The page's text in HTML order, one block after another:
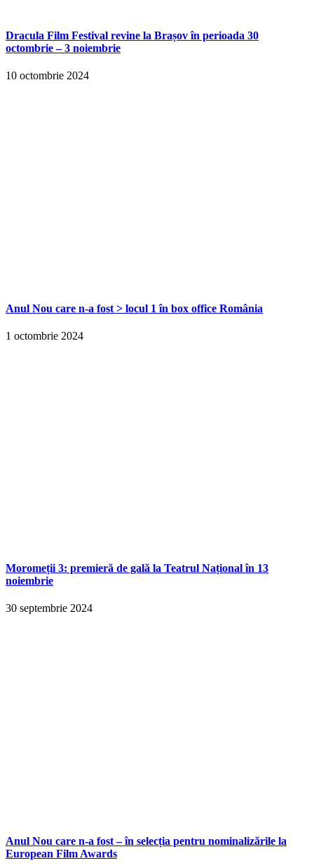
Dracula Film Festival revine la Brașov în perioada 30
octombrie – 3 noiembrie
10 octombrie 2024
Anul Nou care n-a fost > locul 1 în box office România
1 octombrie 2024
Moromeții 3: premieră de gală la Teatrul Național în 13
noiembrie
30 septembrie 2024
Anul Nou care n-a fost – în selecția pentru nominalizările la
European Film Awards